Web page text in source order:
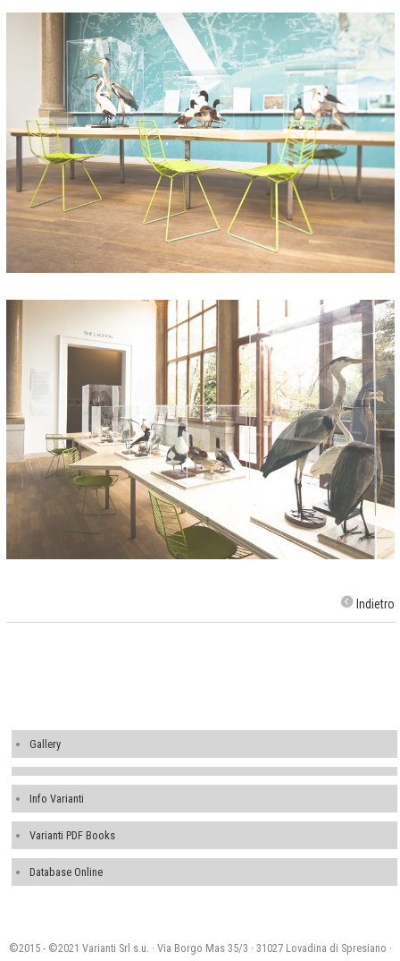
Indietro
Gallery
Info Varianti
Varianti PDF Books
Database Online
©2015 - ©2021 Varianti Srl s.u. · Via Borgo Mas 35/3 · 31027 Lovadina di Spresiano ·